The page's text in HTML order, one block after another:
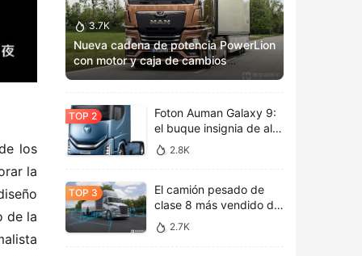
los
la
de la
3.7K
Nueva cadena de potencia PowerLion
con motor y caja de cambios
totalmente renovados: Vista previa
Foton Auman Galaxy 9:
el buque insignia de alta
tecnología inaugura una
nueva era de estética
2.8K
El camión pesado de
clase 8 más vendido de
América del Norte, la
nueva cabina de vida
2.7K